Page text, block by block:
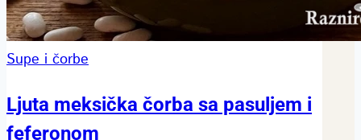
Supe i čorbe
Ljuta meksička čorba sa pasuljem i
feferonom